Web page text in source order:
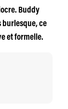
Buddy
burlesque, ce
et formelle.